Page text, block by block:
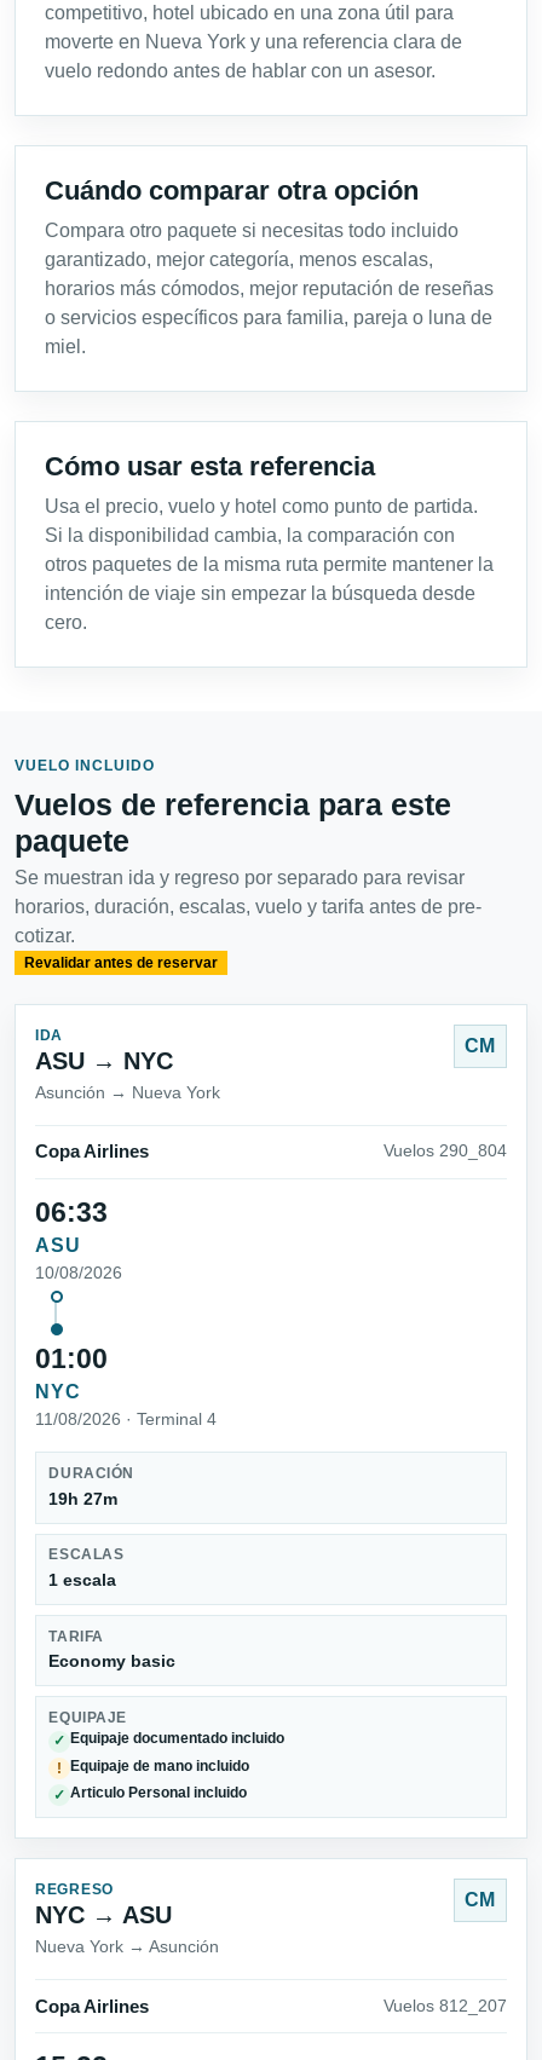
competitivo, hotel ubicado en una zona útil para
moverte en Nueva York y una referencia clara de
vuelo redondo antes de hablar con un asesor.
Cuándo comparar otra opción
Compara otro paquete si necesitas todo incluido
garantizado, mejor categoría, menos escalas,
horarios más cómodos, mejor reputación de reseñas
o servicios específicos para familia, pareja o luna de
miel.
Cómo usar esta referencia
Usa el precio, vuelo y hotel como punto de partida.
Si la disponibilidad cambia, la comparación con
otros paquetes de la misma ruta permite mantener la
intención de viaje sin empezar la búsqueda desde
cero.
VUELO INCLUIDO
Vuelos de referencia para este
paquete
Se muestran ida y regreso por separado para revisar
horarios, duración, escalas, vuelo y tarifa antes de pre-
cotizar.
Revalidar antes de reservar
IDA
ASU → NYC
Asunción → Nueva York
CM
Copa Airlines Vuelos 290_804
06:33
ASU
10/08/2026
01:00
NYC
11/08/2026 · Terminal 4
DURACIÓN
19h 27m
ESCALAS
1 escala
TARIFA
Economy basic
EQUIPAJE
✓ Equipaje documentado incluido
! Equipaje de mano incluido
✓ Articulo Personal incluido
REGRESO
NYC → ASU
Nueva York → Asunción
CM
Copa Airlines Vuelos 812_207